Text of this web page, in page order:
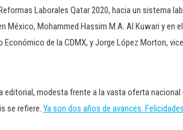
Laborales Qatar 2020, hacia un sistema
México, Mohammed Hassim M.A. Al Kuwari y en
Económico de la CDMX, y Jorge López Morton,
modesta frente a la vasta oferta nacional
se refiere. Ya son dos años de avances.